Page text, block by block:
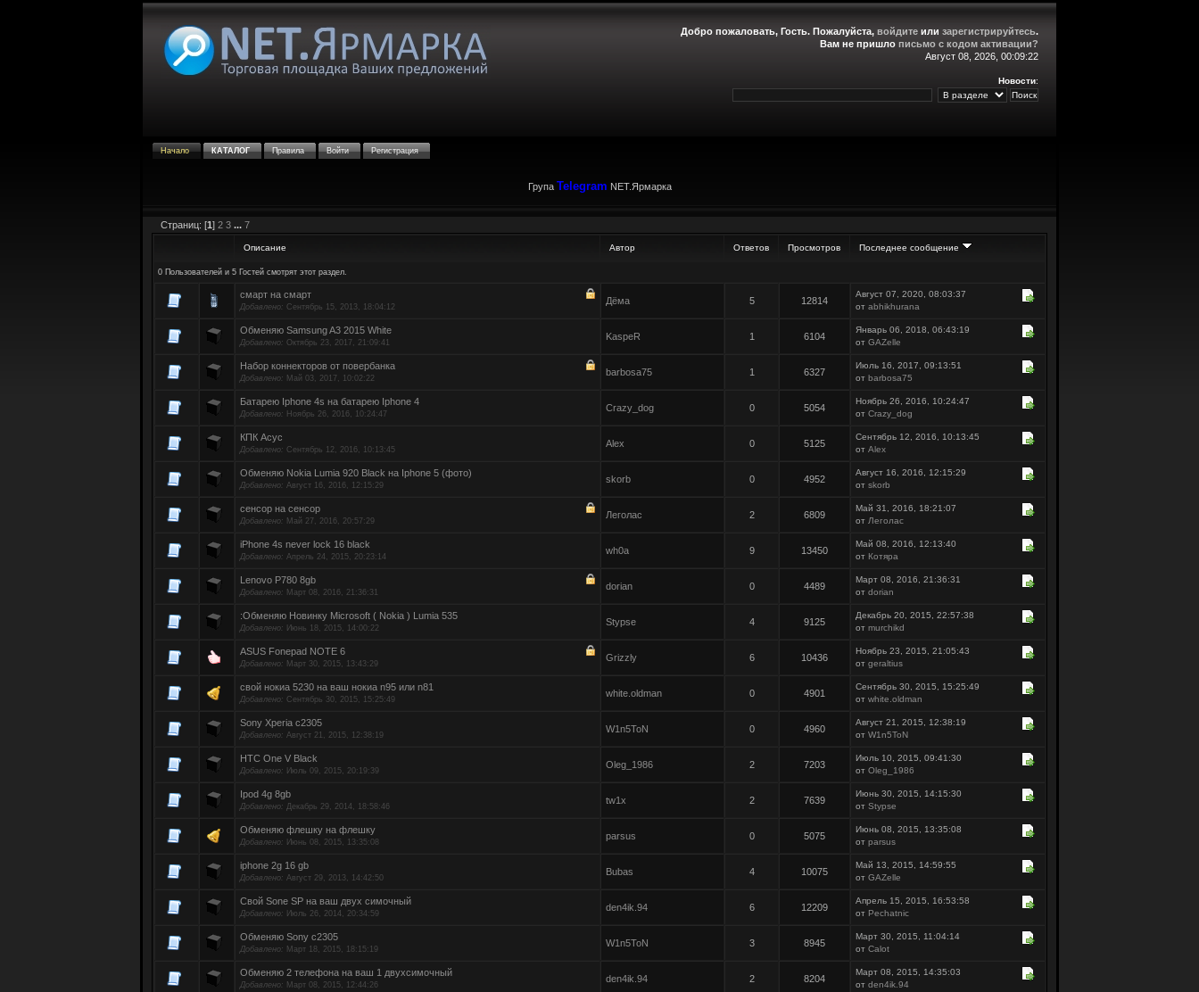
Добро пожаловать, Гость. Пожалуйста, войдите или зарегистрируйтесь.
Вам не пришло письмо с кодом активации?
Август 08, 2026, 00:09:22
Новости:
Начало КАТАЛОГ Правила Войти Регистрация
Група Telegram NET.Ярмарка
Страниц: [1] 2 3 ... 7
Описание Автор Ответов Просмотров Последнее сообщение
0 Пользователей и 5 Гостей смотрят этот раздел.
смарт на смарт
Добавлено: Сентябрь 15, 2013, 18:04:12
Дёма 5 12814
Август 07, 2020, 08:03:37
от abhikhurana
Обменяю Samsung A3 2015 White
Добавлено: Октябрь 23, 2017, 21:09:41
KaspeR 1 6104
Январь 06, 2018, 06:43:19
от GAZelle
Набор коннекторов от повербанка
Добавлено: Май 03, 2017, 10:02:22
barbosa75 1 6327
Июль 16, 2017, 09:13:51
от barbosa75
Батарею Iphone 4s на батарею Iphone 4
Добавлено: Ноябрь 26, 2016, 10:24:47
Crazy_dog 0 5054
Ноябрь 26, 2016, 10:24:47
от Crazy_dog
КПК Асус
Добавлено: Сентябрь 12, 2016, 10:13:45
Alex 0 5125
Сентябрь 12, 2016, 10:13:45
от Alex
Обменяю Nokia Lumia 920 Black на Iphone 5 (фото)
Добавлено: Август 16, 2016, 12:15:29
skorb 0 4952
Август 16, 2016, 12:15:29
от skorb
сенсор на сенсор
Добавлено: Май 27, 2016, 20:57:29
Леголас 2 6809
Май 31, 2016, 18:21:07
от Леголас
iPhone 4s never lock 16 black
Добавлено: Апрель 24, 2015, 20:23:14
wh0a 9 13450
Май 08, 2016, 12:13:40
от Котяра
Lenovo P780 8gb
Добавлено: Март 08, 2016, 21:36:31
dorian 0 4489
Март 08, 2016, 21:36:31
от dorian
:Обменяю Новинку Microsoft ( Nokia ) Lumia 535
Добавлено: Июнь 18, 2015, 14:00:22
Stypse 4 9125
Декабрь 20, 2015, 22:57:38
от murchikd
ASUS Fonepad NOTE 6
Добавлено: Март 30, 2015, 13:43:29
Grizzly 6 10436
Ноябрь 23, 2015, 21:05:43
от geraltius
свой нокиа 5230 на ваш нокиа n95 или n81
Добавлено: Сентябрь 30, 2015, 15:25:49
white.oldman 0 4901
Сентябрь 30, 2015, 15:25:49
от white.oldman
Sony Xperia c2305
Добавлено: Август 21, 2015, 12:38:19
W1n5ToN 0 4960
Август 21, 2015, 12:38:19
от W1n5ToN
HTC One V Black
Добавлено: Июль 09, 2015, 20:19:39
Oleg_1986 2 7203
Июль 10, 2015, 09:41:30
от Oleg_1986
Ipod 4g 8gb
Добавлено: Декабрь 29, 2014, 18:58:46
tw1x 2 7639
Июнь 30, 2015, 14:15:30
от Stypse
Обменяю флешку на флешку
Добавлено: Июнь 08, 2015, 13:35:08
parsus 0 5075
Июнь 08, 2015, 13:35:08
от parsus
iphone 2g 16 gb
Добавлено: Август 29, 2013, 14:42:50
Bubas 4 10075
Май 13, 2015, 14:59:55
от GAZelle
Свой Sone SP на ваш двух симочный
Добавлено: Июль 26, 2014, 20:34:59
den4ik.94 6 12209
Апрель 15, 2015, 16:53:58
от Pechatnic
Обменяю Sony c2305
Добавлено: Март 18, 2015, 18:15:19
W1n5ToN 3 8945
Март 30, 2015, 11:04:14
от Calot
Обменяю 2 телефона на ваш 1 двухсимочный
Добавлено: Март 08, 2015, 12:44:26
den4ik.94 2 8204
Март 08, 2015, 14:35:03
от den4ik.94